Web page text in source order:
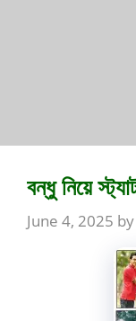
বন্ধু নিয়ে
June 4, 2025 by